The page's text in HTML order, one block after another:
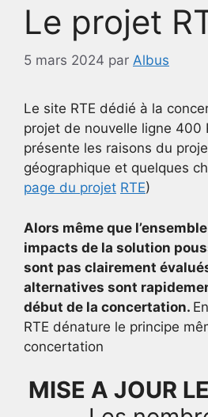
Le projet
5 mars 2024 par Albus
Le site RTE dédié à la
projet de nouvelle ligne 400
présente les raisons du
géographique et quelques
page du projet RTE)
Alors même que
impacts de la solution
sont pas clairement
alternatives sont
début de la concertation.
RTE dénature le principe
concertation
MISE A JOUR